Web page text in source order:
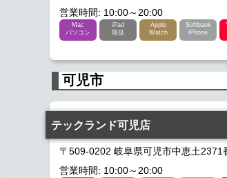
営業時間: 10:00～20:00
Mac
パソコン
iPad
取扱
Apple
Watch
Softbank
iPhone
可児市
テックランド可児店
〒509-0202 岐阜県可児市中恵土2371
営業時間: 10:00～20:00